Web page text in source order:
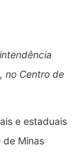
no Centro de
e estaduais
de Minas